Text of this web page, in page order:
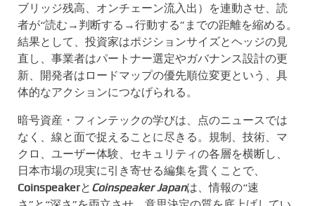
ブリッジ残高、オンチェーン流入出）を連動させ、読
者が“読む→判断する→行動する”までの距離を縮める。
結果として、投資家はポジションサイズとヘッジの見
直し、事業者はパートナー選定やガバナンス設計の更
新、開発者はロードマップの優先順位変更という、具
体的なアクションにつなげられる。
暗号資産・フィンテックの学びは、点のニュースでは
なく、線と面で捉えることに尽きる。規制、技術、マ
クロ、ユーザー体験、セキュリティの各層を横断し、
日本市場の現実に引き寄せる編集を貫くことで、
Coinspeakerと Coinspeaker Japanは、情報の“速